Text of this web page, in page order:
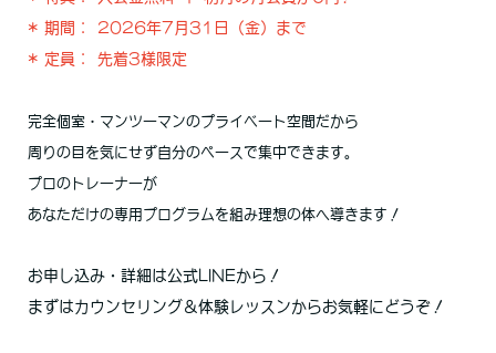
* 期間： 2026年7月31日（金）まで
* 定員： 先着3様限定
完全個室・マンツーマンのプライベート空間だから
周りの目を気にせず自分のペースで集中できます。
プロのトレーナーが
あなただけの専用プログラムを組み理想の体へ導きます！
お申し込み・詳細は公式LINEから！
まずはカウンセリング＆体験レッスンからお気軽にどうぞ！